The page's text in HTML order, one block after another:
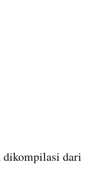
dikompilasi dari